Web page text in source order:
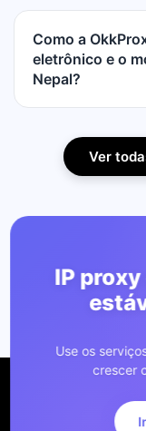
Como a
eletrônico e o
Nepal?
Ver
IP
Use os
crescer